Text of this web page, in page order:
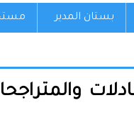
بستان المدير